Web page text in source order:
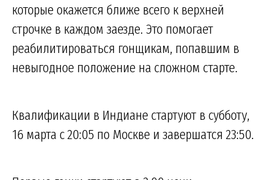
которые окажется ближе всего к верхней
строчке в каждом заезде. Это помогает
реабилитироваться гонщикам, попавшим в
невыгодное положение на сложном старте.
Квалификации в Индиане стартуют в субботу,
16 марта с 20:05 по Москве и завершатся 23:50.